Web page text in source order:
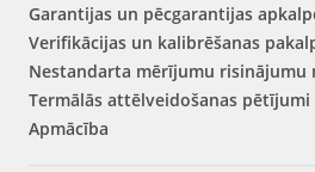
Garantijas un pēcgarantijas
Verifikācijas un kalibrēšanas
Nestandarta mērījumu risinājumu
Termālās attēlveidošanas pētījumi
Apmācība